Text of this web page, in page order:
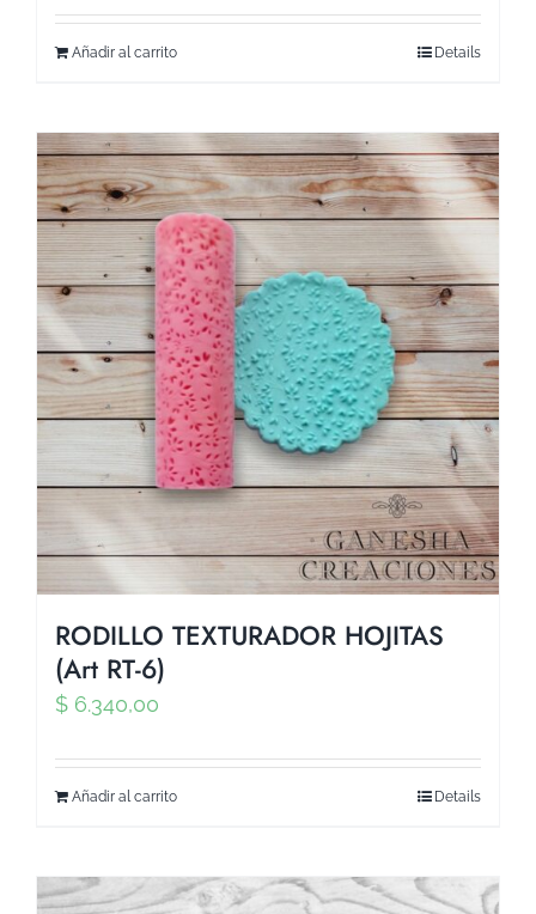
Añadir al carrito Details
RODILLO TEXTURADOR HOJITAS
(Art RT-6)
$ 6.340,00
Añadir al carrito Details